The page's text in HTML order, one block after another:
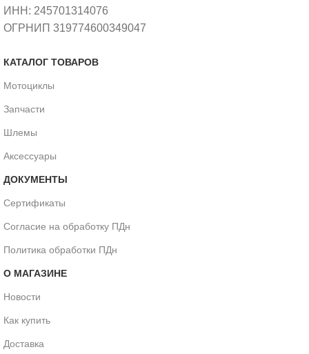
ИНН: 245701314076
ОГРНИП 319774600349047
КАТАЛОГ ТОВАРОВ
Мотоциклы
Запчасти
Шлемы
Аксессуары
ДОКУМЕНТЫ
Сертификаты
Согласие на обработку ПДн
Политика обработки ПДн
О МАГАЗИНЕ
Новости
Как купить
Доставка